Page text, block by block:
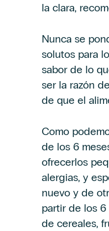
la clara,
Nunca se
solutos para
sabor de lo
ser la razón
de que el
Como
de los 6
ofrecerlos
alergias, y
nuevo y de
partir de los
de cereales,